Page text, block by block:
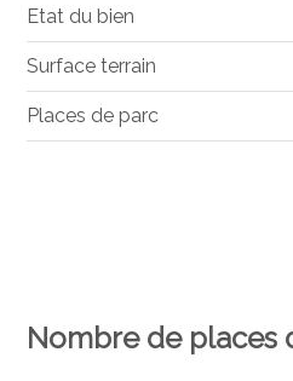
Etat du bien
Surface terrain
Places de parc
Nombre de places